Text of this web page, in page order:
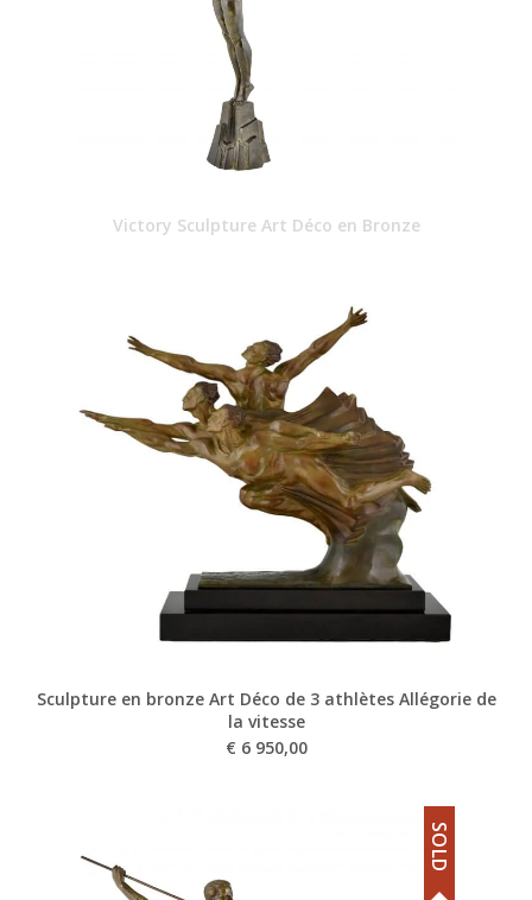
Victory Sculpture Art Déco en Bronze
Sculpture en bronze Art Déco de 3 athlètes Allégorie de
la vitesse
€ 6 950,00
SOLD